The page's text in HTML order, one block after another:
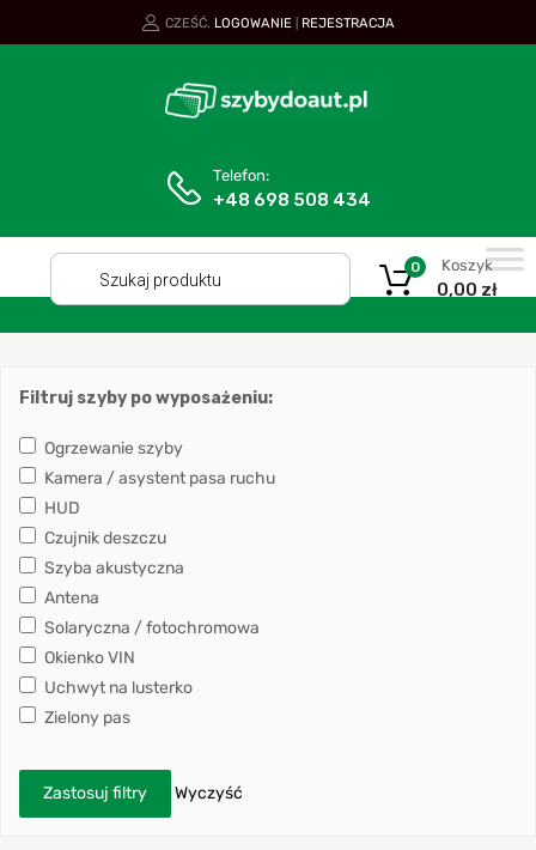
CZEŚĆ. LOGOWANIE REJESTRACJA
Telefon:
+48 698 508 434
Koszyk
0,00 zł
0
Filtruj szyby po wyposażeniu:
Ogrzewanie szyby
Kamera / asystent pasa ruchu
HUD
Czujnik deszczu
Szyba akustyczna
Antena
Solaryczna / fotochromowa
Okienko VIN
Uchwyt na lusterko
Zielony pas
Zastosuj filtry Wyczyść